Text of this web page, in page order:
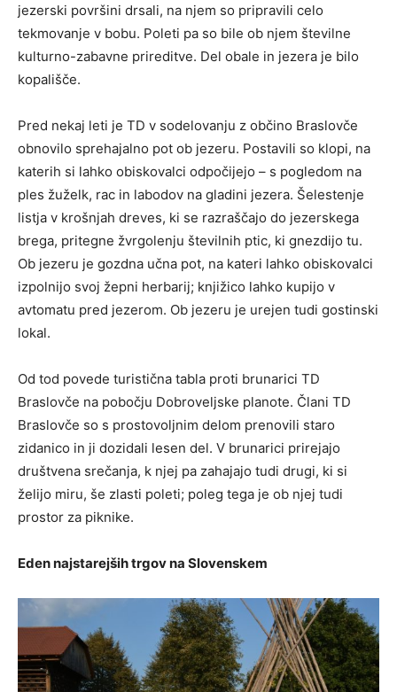
jezerski površini drsali, na njem so pripravili celo
tekmovanje v bobu. Poleti pa so bile ob njem številne
kulturno-zabavne prireditve. Del obale in jezera je bilo
kopališče.
Pred nekaj leti je TD v sodelovanju z občino Braslovče
obnovilo sprehajalno pot ob jezeru. Postavili so klopi, na
katerih si lahko obiskovalci odpočijejo – s pogledom na
ples žuželk, rac in labodov na gladini jezera. Šelestenje
listja v krošnjah dreves, ki se razraščajo do jezerskega
brega, pritegne žvrgolenju številnih ptic, ki gnezdijo tu.
Ob jezeru je gozdna učna pot, na kateri lahko obiskovalci
izpolnijo svoj žepni herbarij; knjižico lahko kupijo v
avtomatu pred jezerom. Ob jezeru je urejen tudi gostinski
lokal.
Od tod povede turistična tabla proti brunarici TD
Braslovče na pobočju Dobroveljske planote. Člani TD
Braslovče so s prostovoljnim delom prenovili staro
zidanico in ji dozidali lesen del. V brunarici prirejajo
društvena srečanja, k njej pa zahajajo tudi drugi, ki si
želijo miru, še zlasti poleti; poleg tega je ob njej tudi
prostor za piknike.
Eden najstarejših trgov na Slovenskem